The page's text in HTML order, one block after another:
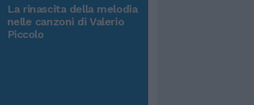
La rinascita della melodia
nelle canzoni di Valerio
Piccolo